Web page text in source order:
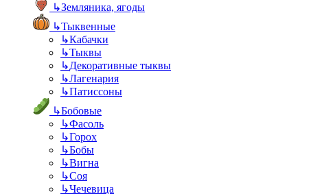
↳Земляника, ягоды
↳Тыквенные
↳Кабачки
↳Тыквы
↳Декоративные тыквы
↳Лагенария
↳Патиссоны
↳Бобовые
↳Фасоль
↳Горох
↳Бобы
↳Вигна
↳Соя
↳Чечевица